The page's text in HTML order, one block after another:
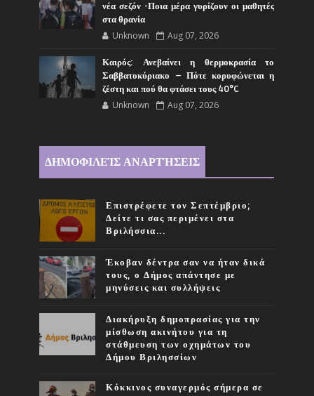
νέα σεζόν -Ποια μέρα γυρίζουν οι μαθητές
στα θρανία
Unknown Aug 07, 2026
Καιρός: Ανεβαίνει η θερμοκρασία το
Σαββατοκύριακο – Πότε κορυφώνεται η
ζέστη και πού θα φτάσει τους 40°C
Unknown Aug 07, 2026
ΔΗΜΟΦΙΛΕΊΣ ΑΝΑΡΤΉΣΕΙΣ
Επιστρέφετε τον Σεπτέμβριο;
Δείτε τι σας περιμένει στα
Βριλήσσια...
Έκοβαν δέντρα σαν να ήταν δικά
τους, ο Δήμος απάντησε με
μηνύσεις και συλλήψεις
Διακήρυξη δημοπρασίας για την
μίσθωση ακινήτου για τη
στάθμευση των οχημάτων του
Δήμου Βριλησσίων
Κόκκινος συναγερμός σήμερα σε